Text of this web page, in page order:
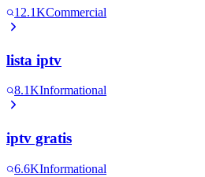
12.1KCommercial
lista iptv
8.1KInformational
iptv gratis
6.6KInformational